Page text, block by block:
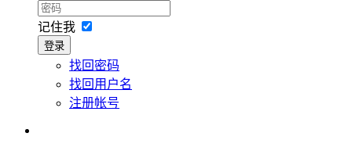
记住我
登录
找回密码
找回用户名
注册帐号